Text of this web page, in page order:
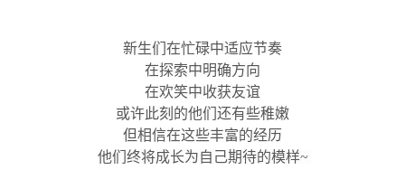
新生们在忙碌中适应节奏
在探索中明确方向
在欢笑中收获友谊
或许此刻的他们还有些稚嫩
但相信在这些丰富的经历
他们终将成长为自己期待的模样~